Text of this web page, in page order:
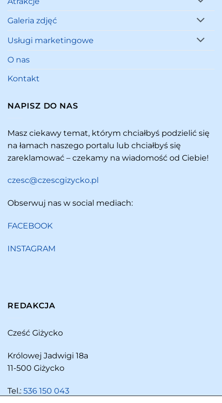
Galeria zdjęć
Usługi marketingowe
O nas
Kontakt
NAPISZ DO NAS
Masz ciekawy temat, którym chciałbyś podzielić się
na łamach naszego portalu lub chciałbyś się
zareklamować – czekamy na wiadomość od Ciebie!
czesc@czescgizycko.pl
Obserwuj nas w social mediach:
FACEBOOK
INSTAGRAM
REDAKCJA
Cześć Giżycko
Królowej Jadwigi 18a
11-500 Giżycko
Tel.: 536 150 043